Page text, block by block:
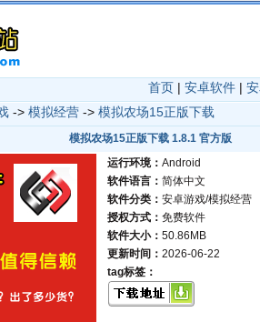
首页 | 安卓软件 |
-> 模拟经营 -> 模拟农场15正版下载
模拟农场15正版下载 1.8.1 官方版
运行环境： Android
软件语言： 简体中文
软件分类： 安卓游戏/模拟经营
授权方式： 免费软件
软件大小： 50.86MB
更新时间： 2026-06-22
tag标签：